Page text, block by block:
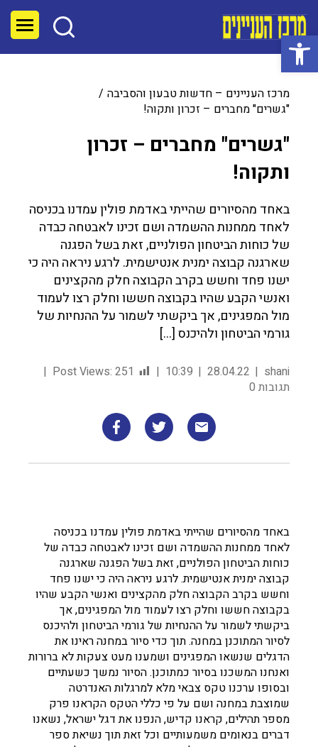
פתח סרגל נגישות
מרכז העניינים – חדשות טבעון והסביבה
"גשרים" מחברים – זכרון ותקוה!
"גשרים" מחברים – זכרון
ותקוה!
באחד מהסיורים שהייתי באדמת פולין עמדנו בכניסה
לאחד ממחנות ההשמדה ושם זכינו לאבטחה כבדה
של כוחות הביטחון הפולניים, זאת בשל הפגנה
שארגנה קבוצה ימנית אנטישמית. לרגע ניראה היה כי
ישנו פחד וחשש בקרב הקבוצה חלק מהקצינים
ואנשי הקבע שהיו בקבוצה חששו וחלק רצו לעמוד
מול המפגינים, אך ביקשתי לשמור על ההנחיות של
גורמי הביטחון ולהיכנס […]
shani
28.04.22
10:39
Post Views: 251
תגובות 0
באחד מהסיורים שהייתי באדמת פולין עמדנו בכניסה
לאחד ממחנות ההשמדה ושם זכינו לאבטחה כבדה של
כוחות הביטחון הפולניים, זאת בשל הפגנה שארגנה
קבוצה ימנית אנטישמית. לרגע ניראה היה כי ישנו פחד
וחשש בקרב הקבוצה חלק מהקצינים ואנשי הקבע שהיו
בקבוצה חששו וחלק רצו לעמוד מול המפגינים, אך
ביקשתי לשמור על ההנחיות של גורמי הביטחון ולהיכנס
לסיור המתוכנן במחנה. תוך כדי סיור במחנה ראינו את
הדגלים שנשאו המפגינים ושמענו מעט צעקות לא ברורות
ואנחנו המשכנו בסיור כמתוכנן. הסיור נמשך כשעתיים
ובסופו ערכנו טקס צבאי מלא למרגלות האנדרטה
שמוצבת במחנה ושם על פי כללי הטקס הקראנו פרק
מספר תהילים, קראנו קדיש, הנפנו את דגל ישראל, נשאנו
דברים בנאומים משמעותיים וכל זאת תוך נשיאת ספר